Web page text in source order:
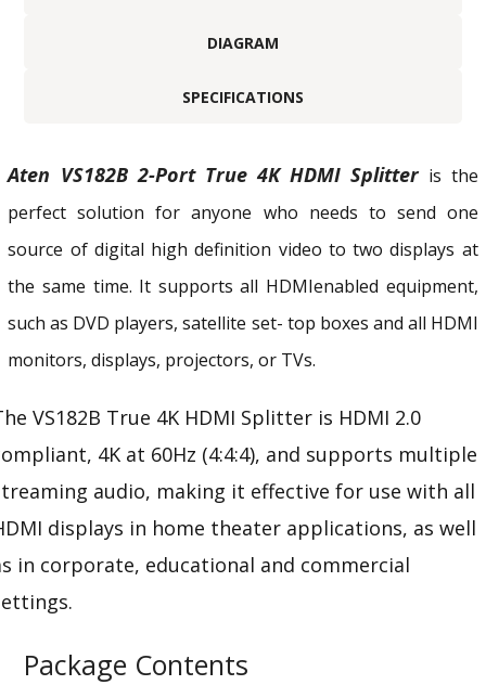
DIAGRAM
SPECIFICATIONS
Aten VS182B 2-Port True 4K HDMI Splitter is the
perfect solution for anyone who needs to send one
source of digital high definition video to two displays at
the same time. It supports all HDMIenabled equipment,
such as DVD players, satellite set- top boxes and all HDMI
monitors, displays, projectors, or TVs.
VS182B True 4K HDMI Splitter is HDMI 2.0
4K at 60Hz (4:4:4), and supports multiple
audio, making it effective for use with all
displays in home theater applications, as well
in corporate, educational and commercial
Package Contents